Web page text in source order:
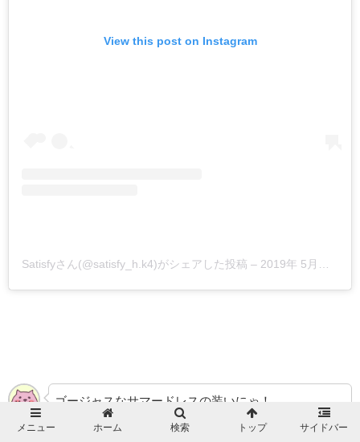
View this post on Instagram
Satisfyさん(@satisfy_h.k4)がシェアした投稿 – 2019年 5月月15日午前2時21分PDT
miuにゃ
ゴージャスなサマードレスの装いにゃ！
マキシ丈で裾をなびかせながら歩く姿は、ワザありフ
メニュー ホーム 検索 トップ サイドバー